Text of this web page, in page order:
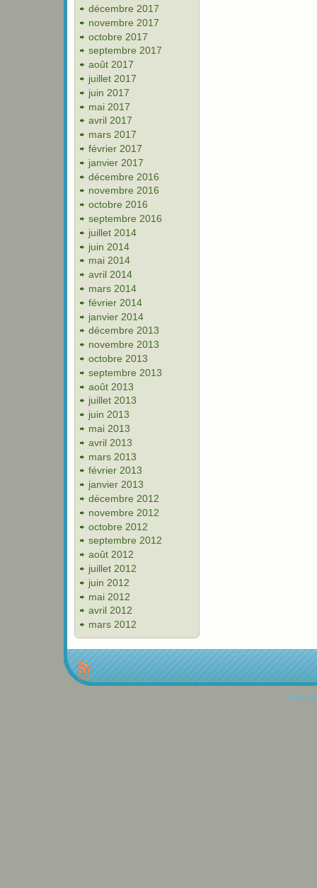
décembre 2017
novembre 2017
octobre 2017
septembre 2017
août 2017
juillet 2017
juin 2017
mai 2017
avril 2017
mars 2017
février 2017
janvier 2017
décembre 2016
novembre 2016
octobre 2016
septembre 2016
juillet 2014
juin 2014
mai 2014
avril 2014
mars 2014
février 2014
janvier 2014
décembre 2013
novembre 2013
octobre 2013
septembre 2013
août 2013
juillet 2013
juin 2013
mai 2013
avril 2013
mars 2013
février 2013
janvier 2013
décembre 2012
novembre 2012
octobre 2012
septembre 2012
août 2012
juillet 2012
juin 2012
mai 2012
avril 2012
mars 2012